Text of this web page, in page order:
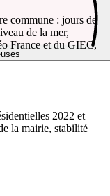
commune : jours de
de la mer,
France et du GIEC,
2022 et
la mairie, stabilité